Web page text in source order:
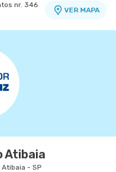
nr. 346
VER MAPA
Atibaia
Atibaia - SP